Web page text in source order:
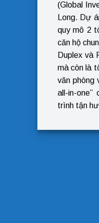
(Global
Long. Dự
quy mô 2
căn hộ
Duplex và
mà còn là
văn phòng
all-in-
trình tận